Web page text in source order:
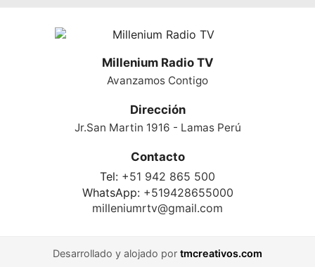
Millenium Radio TV
Avanzamos Contigo
Dirección
Jr.San Martin 1916 - Lamas Perú
Contacto
Tel: +51 942 865 500
WhatsApp: +519428655000
milleniumrtv@gmail.com
Desarrollado y alojado por tmcreativos.com